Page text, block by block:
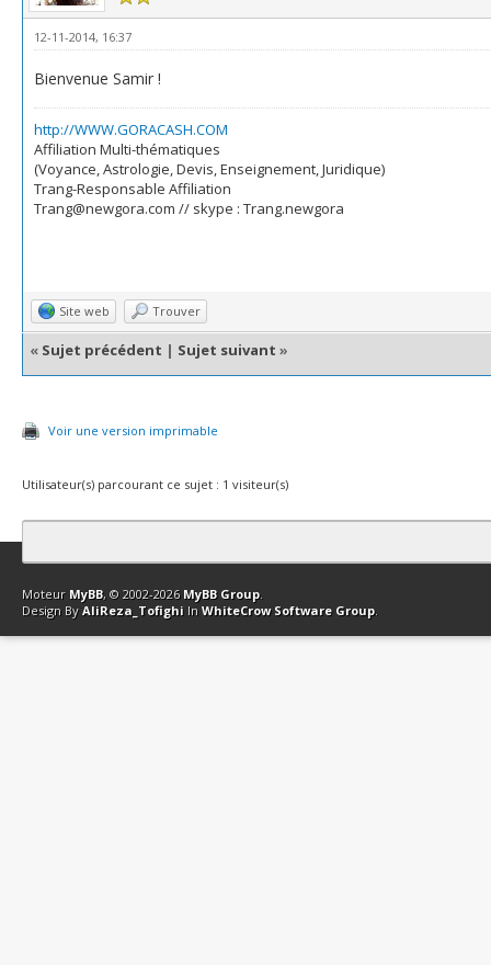
12-11-2014, 16:37
Bienvenue Samir !
http://WWW.GORACASH.COM
Affiliation Multi-thématiques
(Voyance, Astrologie, Devis, Enseignement, Juridique)
Trang-Responsable Affiliation
Trang@newgora.com // skype : Trang.newgora
Site web Trouver
« Sujet précédent | Sujet suivant »
Voir une version imprimable
Utilisateur(s) parcourant ce sujet : 1 visiteur(s)
Contact Club Affiliation Retourner en haut Version bas-débit
Moteur MyBB, © 2002-2026 MyBB Group.
Design By AliReza_Tofighi In WhiteCrow Software Group.